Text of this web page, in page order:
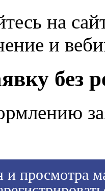
на
и
без
и просмотра